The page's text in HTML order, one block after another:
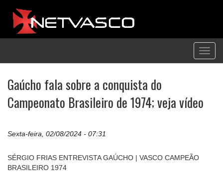
Gaúcho fala sobre a conquista do
Campeonato Brasileiro de 1974; veja vídeo
Sexta-feira, 02/08/2024 - 07:31
SÉRGIO FRIAS ENTREVISTA GAÚCHO | VASCO CAMPEÃO
BRASILEIRO 1974